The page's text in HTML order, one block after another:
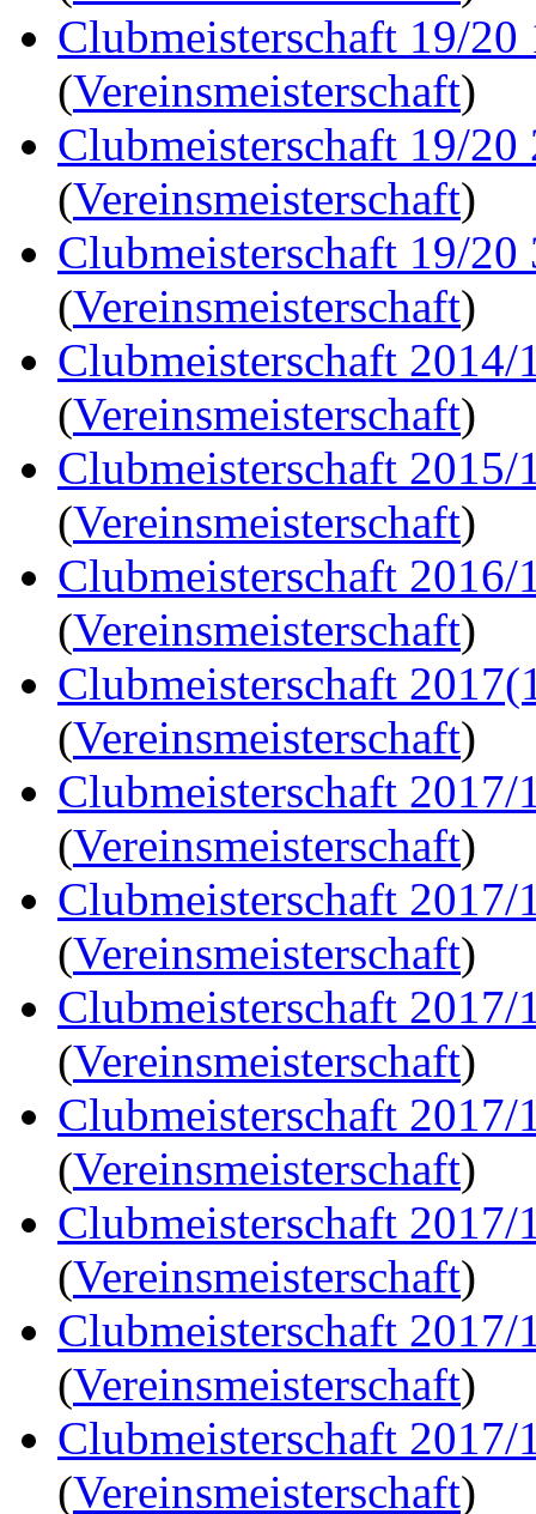
Clubmeisterschaft 19/20
(Vereinsmeisterschaft)
Clubmeisterschaft 19/20
(Vereinsmeisterschaft)
Clubmeisterschaft 19/20
(Vereinsmeisterschaft)
Clubmeisterschaft
(Vereinsmeisterschaft)
Clubmeisterschaft 2015/
(Vereinsmeisterschaft)
Clubmeisterschaft 2016/
(Vereinsmeisterschaft)
Clubmeisterschaft
(Vereinsmeisterschaft)
Clubmeisterschaft 2017/
(Vereinsmeisterschaft)
Clubmeisterschaft 2017/
(Vereinsmeisterschaft)
Clubmeisterschaft 2017/
(Vereinsmeisterschaft)
Clubmeisterschaft 2017/
(Vereinsmeisterschaft)
Clubmeisterschaft 2017/
(Vereinsmeisterschaft)
Clubmeisterschaft 2017/
(Vereinsmeisterschaft)
Clubmeisterschaft 2017/
(Vereinsmeisterschaft)